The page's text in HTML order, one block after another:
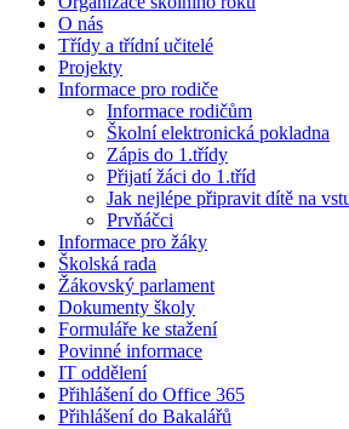
O nás
Třídy a třídní učitelé
Projekty
Informace pro rodiče
Informace rodičům
Školní elektronická pokladna
Zápis do 1.třídy
Přijatí žáci do 1.tříd
Jak nejlépe připravit dítě na
Prvňáčci
Informace pro žáky
Školská rada
Žákovský parlament
Dokumenty školy
Formuláře ke stažení
Povinné informace
IT oddělení
Přihlášení do Office 365
Přihlášení do Bakalářů